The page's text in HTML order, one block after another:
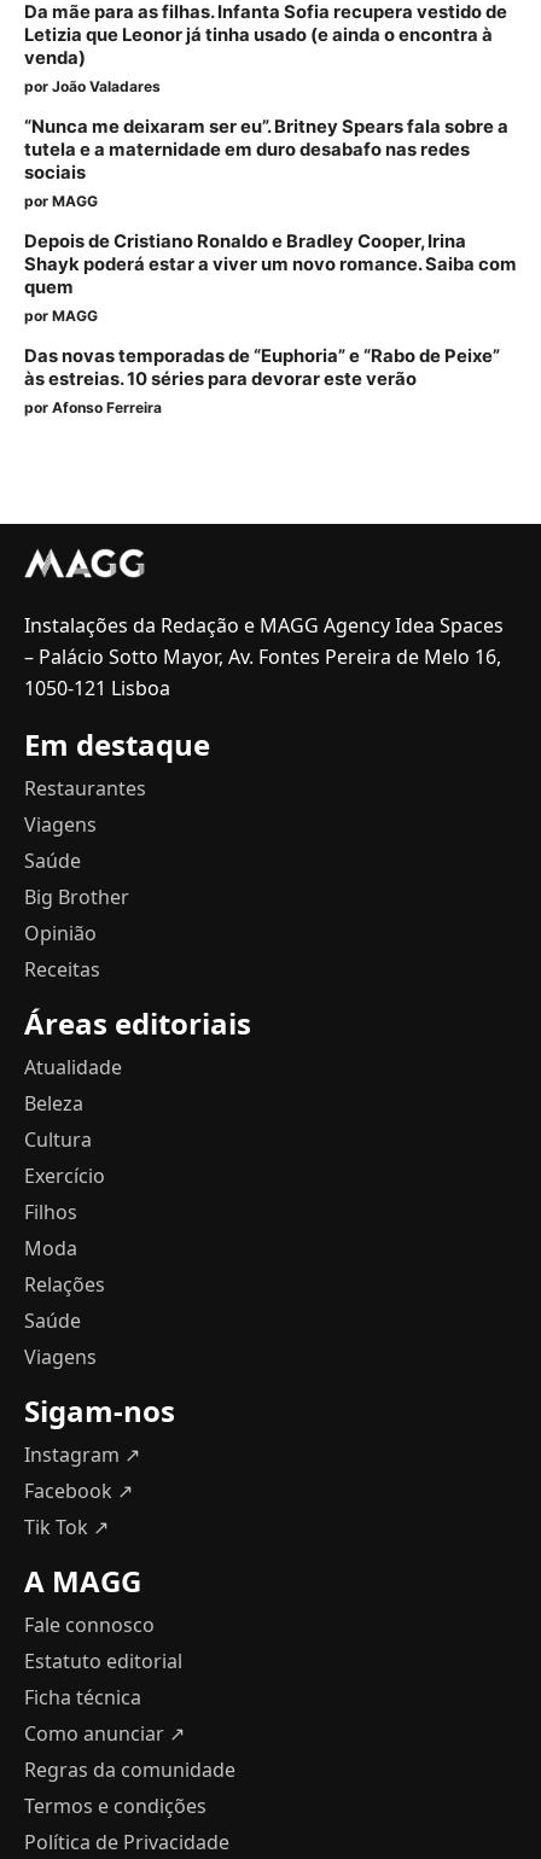
Da mãe para as filhas. Infanta Sofia recupera vestido de
Letizia que Leonor já tinha usado (e ainda o encontra à
venda)
por João Valadares
“Nunca me deixaram ser eu”. Britney Spears fala sobre a
tutela e a maternidade em duro desabafo nas redes
sociais
por MAGG
Depois de Cristiano Ronaldo e Bradley Cooper, Irina
Shayk poderá estar a viver um novo romance. Saiba com
quem
por MAGG
Das novas temporadas de “Euphoria” e “Rabo de Peixe”
às estreias. 10 séries para devorar este verão
por Afonso Ferreira
Instalações da Redação e MAGG Agency Idea Spaces
– Palácio Sotto Mayor, Av. Fontes Pereira de Melo 16,
1050-121 Lisboa
Em destaque
Restaurantes
Viagens
Saúde
Big Brother
Opinião
Receitas
Áreas editoriais
Atualidade
Beleza
Cultura
Exercício
Filhos
Moda
Relações
Saúde
Viagens
Sigam-nos
Instagram ↗
Facebook ↗
Tik Tok ↗
A MAGG
Fale connosco
Estatuto editorial
Ficha técnica
Como anunciar ↗
Regras da comunidade
Termos e condições
Política de Privacidade